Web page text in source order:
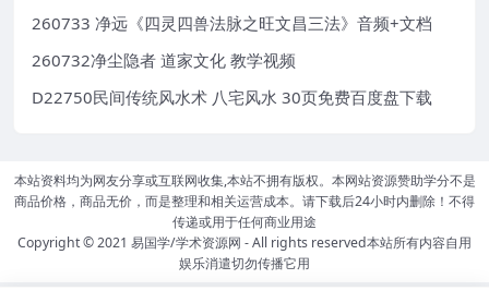
260733 净远《四灵四兽法脉之旺文昌三法》音频+文档
260732净尘隐者 道家文化 教学视频
D22750民间传统风水术 八宅风水 30页免费百度盘下载
本站资料均为网友分享或互联网收集,本站不拥有版权。本网站资源赞助学分不是
商品价格，商品无价，而是整理和相关运营成本。请下载后24小时内删除！不得
传递或用于任何商业用途
Copyright © 2021 易国学/学术资源网 - All rights reserved本站所有内容自用
娱乐消遣切勿传播它用